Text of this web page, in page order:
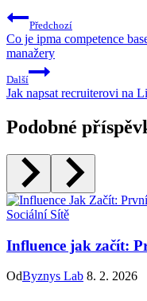
Předchozí
Co je ipma competence
manažery
Další
Jak napsat recruiterovi na
Podobné
Sociální Sítě
Influence jak začít:
OdByznys Lab 8. 2. 2026